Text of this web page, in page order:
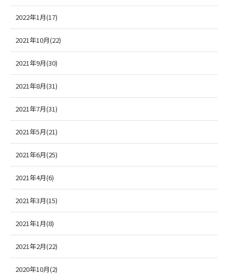
2022年1月(17)
2021年10月(22)
2021年9月(30)
2021年8月(31)
2021年7月(31)
2021年5月(21)
2021年6月(25)
2021年4月(6)
2021年3月(15)
2021年1月(8)
2021年2月(22)
2020年10月(2)